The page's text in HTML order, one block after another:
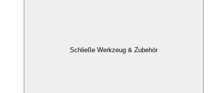
Schließe Werkzeug & Zubehör